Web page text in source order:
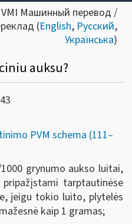
Машинный перевод /
(English, Русский,
Українська)
auksu?
PVM schema (111–
grynumo aukso luitai,
tarptautinėse
jeigu tokio luito, plytelės
kaip 1 gramas;